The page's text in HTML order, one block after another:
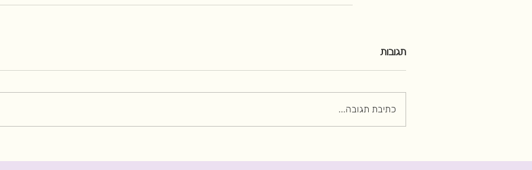
תגובות
כתיבת תגובה...